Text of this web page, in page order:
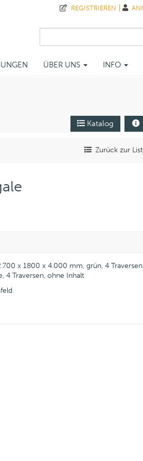
ÜBER UNS INFO
REGISTRIEREN
Katalog
Zurück zur
x 1800 x 4.000 mm, grün, 4
4 Traversen, ohne Inhalt